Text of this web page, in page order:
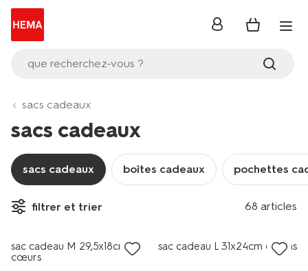
que recherchez-vous ?
se
sacs cadeaux
sacs cadeaux
sacs cadeaux boîtes cadeaux pochettes
filtrer et trier 68 articles
sac cadeau M 29,5x18cm
cœurs
sac cadeau L 31x24cm citrons